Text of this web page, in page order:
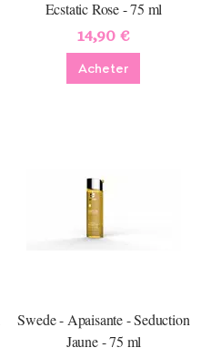
Ecstatic Rose - 75 ml
14,90 €
Acheter
Swede - Apaisante - Seduction
Jaune - 75 ml